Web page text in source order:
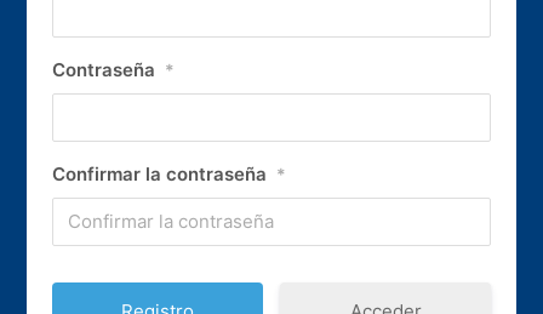
Contraseña *
Confirmar la contraseña *